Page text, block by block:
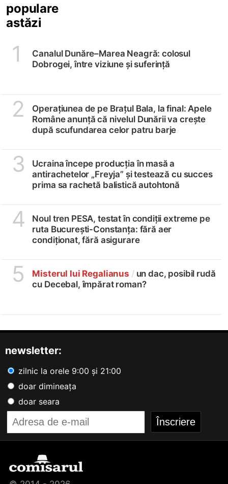
populare
astăzi
1
Canalul Dunăre–Marea Neagră: colosul
Dobrogei, între viziune și suferință
2
Operațiunea de pe Brațul Bala, la final: Apele
Române anunță că nivelul Dunării va crește
după scufundarea celor patru barje
3
Ucraina începe producția în masă a
antirachetelor „Freyja” și testează cu succes
prima sa rachetă balistică autohtonă
4
Noul tren PESA, testat în condiții extreme pe
ruta București-Constanța: fără aer
condiționat, fără asigurare
5 Misterul lui Regalianus /un dac, posibil rudă
cu Decebal, împărat roman?
newsletter:
zilnic la orele 9:00 și 21:00
doar dimineața
doar seara